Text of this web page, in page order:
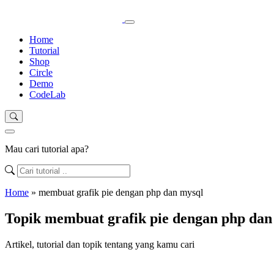
Home
Tutorial
Shop
Circle
Demo
CodeLab
Mau cari tutorial apa?
Home » membuat grafik pie dengan php dan mysql
Topik membuat grafik pie dengan php
Artikel, tutorial dan topik tentang yang kamu cari